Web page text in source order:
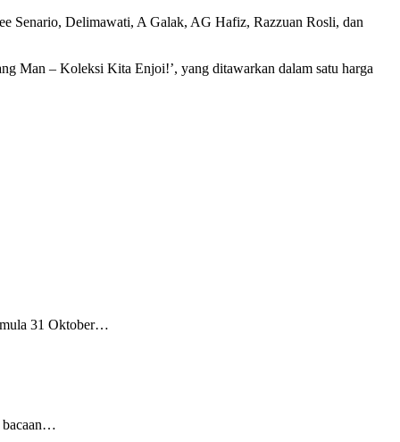
Senario, Delimawati, A Galak, AG Hafiz, Razzuan Rosli, dan
Man – Koleksi Kita Enjoi!’, yang ditawarkan dalam satu harga
31 Oktober…
bacaan…